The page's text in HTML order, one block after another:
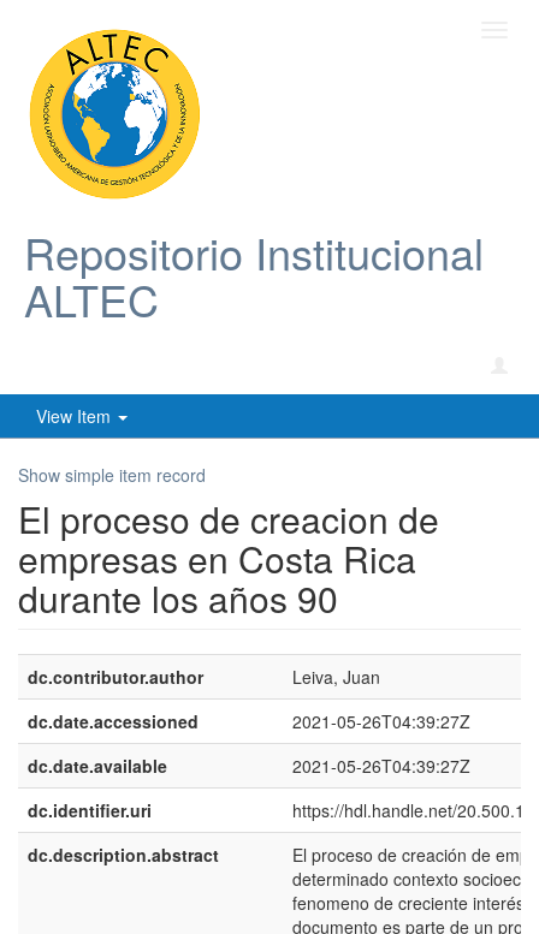
Repositorio Institucional
ALTEC
View Item
Show simple item record
El proceso de creacion de
empresas en Costa Rica
durante los años 90
dc.contributor.author
Leiva, Juan
dc.date.accessioned
2021-05-26T04:39:27Z
dc.date.available
2021-05-26T04:39:27Z
dc.identifier.uri
https://hdl.handle.net/
dc.description.abstract
El proceso de creación de
determinado contexto
fenomeno de creciente interés.
documento es parte de un